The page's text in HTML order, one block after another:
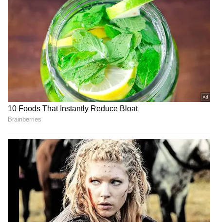
வெறும் ரூ. 85 ஆயிரம் வைத்திருக்கலாம்.
ஏறக்குறைய ஒரே மாதிரியான சலுகைகள்
Aether 450X இரண்டு வகைகளிலும்
கிடைக்கும். நீங்கள் வழக்கமாக இந்த
மாடல்களை ரூ. 1.42 லட்சம் ஆரம்ப
விலையில் வாங்கலாம்.
ஏசியாநெட் தமிழ் செய்திகளை உடனுக்கு
உடன் Whatsapp Channel-லில்
பெறுவதற்கு கீழே கொடுக்கப்பட்டு
இருக்கும் லிங்குடன் இணைந்து
இருக்கவும்.
Click this link:https://whatsapp.com/ channel/
0029Va9TFCWB4hdYZOoYCK2D